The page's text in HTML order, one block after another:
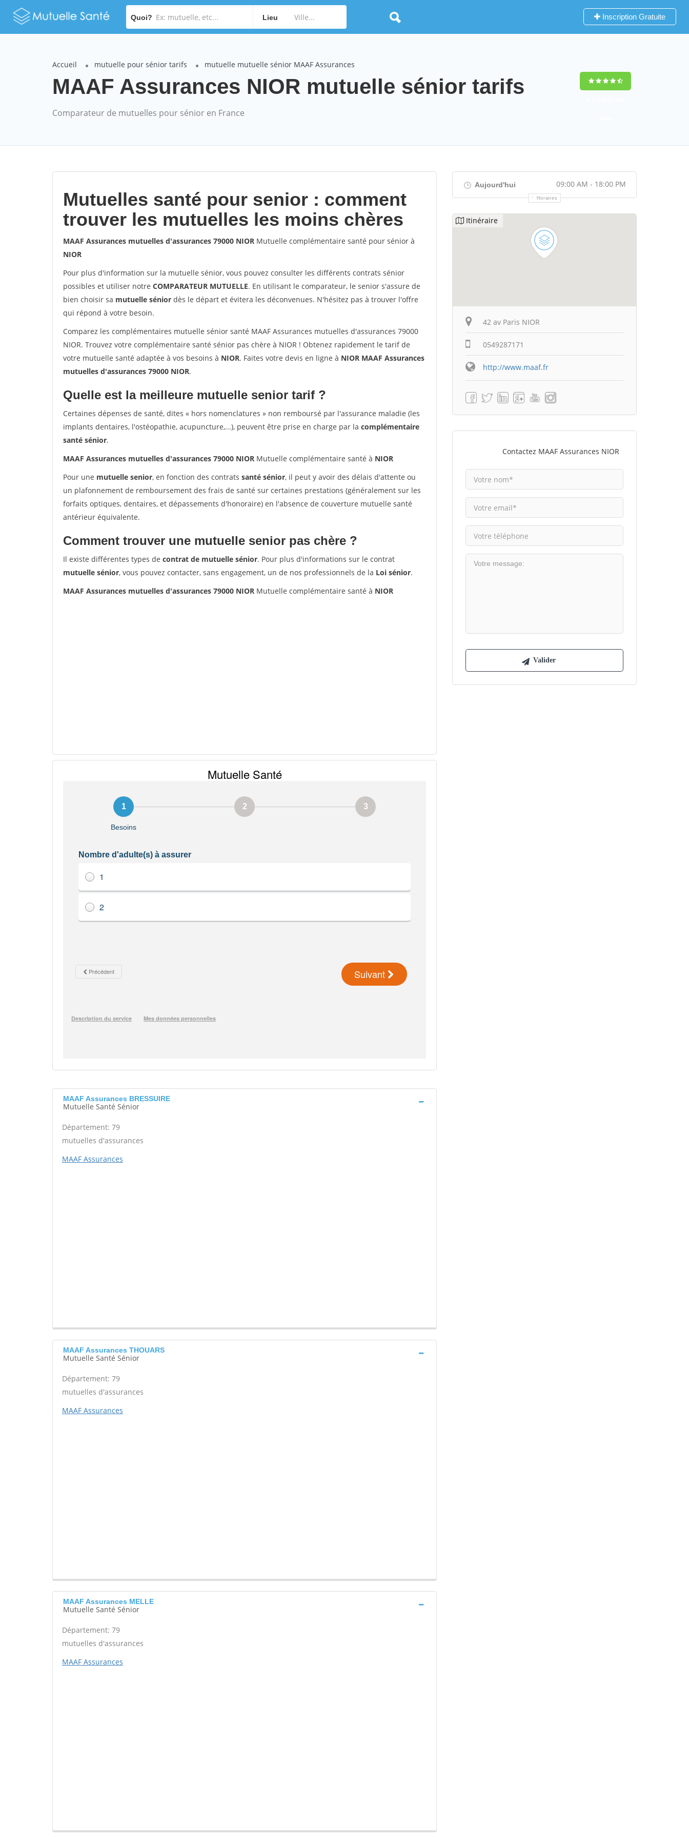
Quoi? Lieu Inscription Gratuite
Accueil mutuelle pour sénior tarifs mutuelle mutuelle sénior MAAF Assurances
MAAF Assurances NIOR mutuelle sénior tarifs
Comparateur de mutuelles pour sénior en France
Mutuelles santé pour senior : comment
trouver les mutuelles les moins chères
MAAF Assurances mutuelles d'assurances 79000 NIOR Mutuelle complémentaire santé pour sénior à
NIOR
Pour plus d'information sur la mutuelle sénior, vous pouvez consulter les différents contrats sénior
possibles et utiliser notre COMPARATEUR MUTUELLE. En utilisant le comparateur, le senior s'assure de
bien choisir sa mutuelle sénior dès le départ et évitera les déconvenues. N'hésitez pas à trouver l'offre
qui répond à votre besoin.
Comparez les complémentaires mutuelle sénior santé MAAF Assurances mutuelles d'assurances 79000
NIOR. Trouvez votre complémentaire santé sénior pas chère à NIOR ! Obtenez rapidement le tarif de
votre mutuelle santé adaptée à vos besoins à NIOR. Faites votre devis en ligne à NIOR MAAF Assurances
mutuelles d'assurances 79000 NIOR.
Quelle est la meilleure mutuelle senior tarif ?
Certaines dépenses de santé, dites « hors nomenclatures » non remboursé par l'assurance maladie (les
implants dentaires, l'ostéopathie, acupuncture,...), peuvent être prise en charge par la complémentaire
santé sénior.
MAAF Assurances mutuelles d'assurances 79000 NIOR Mutuelle complémentaire santé à NIOR
Pour une mutuelle senior, en fonction des contrats santé sénior, il peut y avoir des délais d'attente ou
un plafonnement de remboursement des frais de santé sur certaines prestations (généralement sur les
forfaits optiques, dentaires, et dépassements d'honoraire) en l'absence de couverture mutuelle santé
antérieur équivalente.
Comment trouver une mutuelle senior pas chère ?
Il existe différentes types de contrat de mutuelle sénior. Pour plus d'informations sur le contrat
mutuelle sénior, vous pouvez contacter, sans engagement, un de nos professionnels de la Loi sénior.
MAAF Assurances mutuelles d'assurances 79000 NIOR Mutuelle complémentaire santé à NIOR
MAAF Assurances BRESSUIRE
Mutuelle Santé Sénior
Département: 79
mutuelles d'assurances
MAAF Assurances
MAAF Assurances THOUARS
Mutuelle Santé Sénior
Département: 79
mutuelles d'assurances
MAAF Assurances
MAAF Assurances MELLE
Mutuelle Santé Sénior
Département: 79
mutuelles d'assurances
MAAF Assurances
Aujourd'hui 09:00 AM - 18:00 PM
Horaires
Itinéraire
42 av Paris NIOR
0549287171
http://www.maaf.fr
Contactez MAAF Assurances NIOR